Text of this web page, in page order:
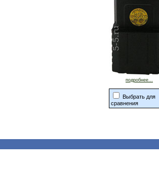
подробнее...
Выбрать для
сравнения